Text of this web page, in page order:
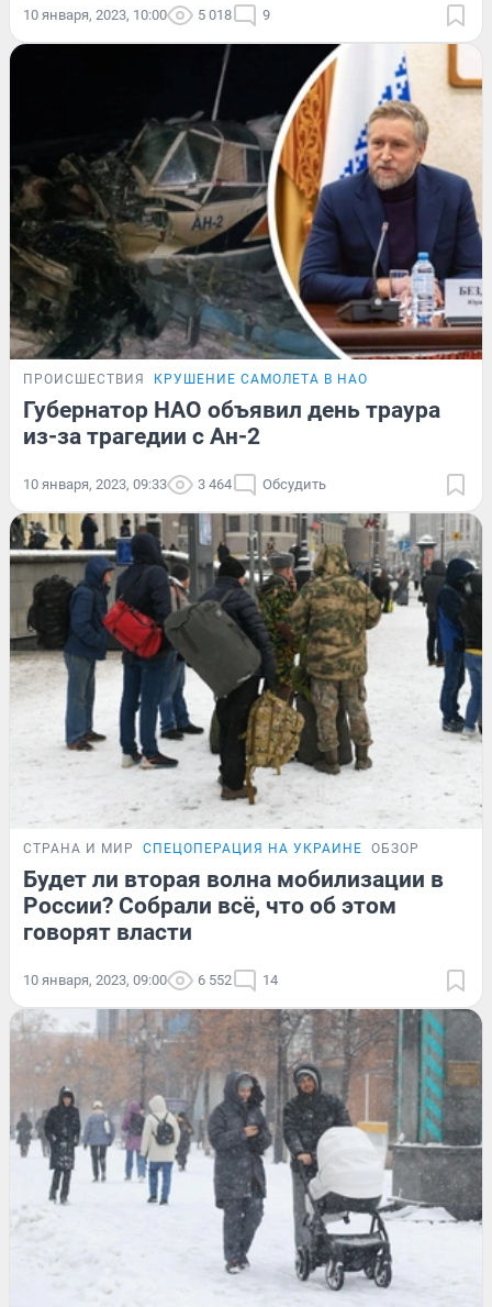
10 января, 2023, 10:00 5 018 9
ПРОИСШЕСТВИЯ КРУШЕНИЕ САМОЛЕТА В НАО
Губернатор НАО объявил день траура
из-за трагедии с Ан-2
10 января, 2023, 09:33 3 464 Обсудить
СТРАНА И МИР СПЕЦОПЕРАЦИЯ НА УКРАИНЕ ОБЗОР
Будет ли вторая волна мобилизации в
России? Собрали всё, что об этом
говорят власти
10 января, 2023, 09:00 6 552 14